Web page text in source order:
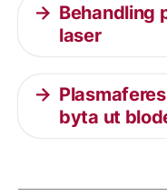
Behandling
laser
byta ut